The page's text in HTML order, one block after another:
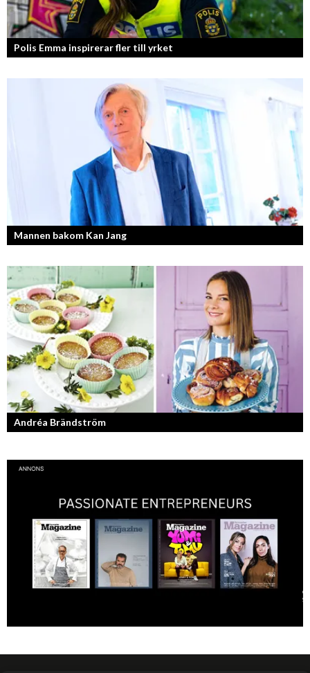
Polis Emma inspirerar fler till yrket
Mannen bakom Kan Jang
Georg Wikman är grundaren bakom hälsopreparaten Arctic Root, Kan
Jang, Chisan och nya Adapt-serien.
Andréa Brändström
Vinnare av Hela Sverige Bakar 2017.